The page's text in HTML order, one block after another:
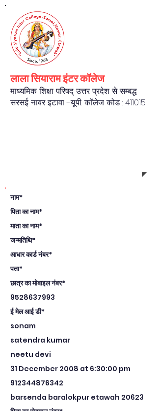
लाला सियाराम इंटर कॉलेज
माध्यमिक शिक्षा परिषद् उत्तर प्रदेश से सम्बद्ध
सरसई नावर इटावा -यू.पी. कॉलेज कोड : 411015
नाम*
पिता का नाम*
माता का नाम*
जन्मतिथि*
आधार कार्ड नंबर*
पता*
छात्र का मोबाइल नंबर*
9528637993
ई मेल आई डी*
sonam
satendra kumar
neetu devi
31 December 2008 at 6:30:00 pm
912344876342
barsenda baralokpur etawah 20623